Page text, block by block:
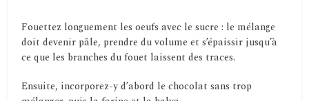
Fouettez longuement les oeufs avec le sucre : le mélange
doit devenir pâle, prendre du volume et s’épaissir jusqu’à
ce que les branches du fouet laissent des traces.
Ensuite, incorporez-y d’abord le chocolat sans trop